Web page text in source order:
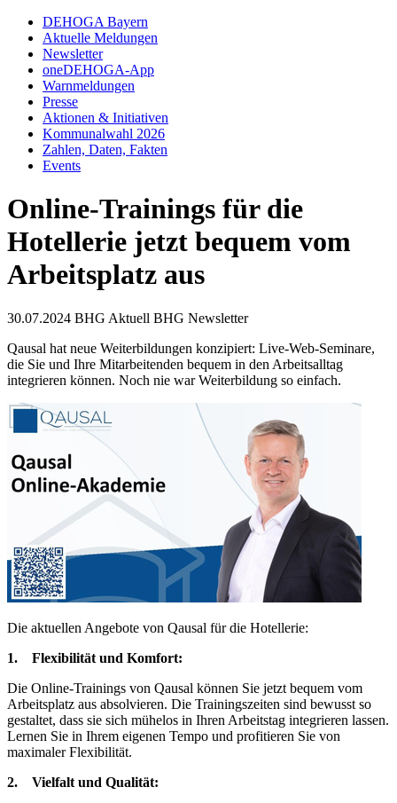
DEHOGA Bayern
Aktuelle Meldungen
Newsletter
oneDEHOGA-App
Warnmeldungen
Presse
Aktionen & Initiativen
Kommunalwahl 2026
Zahlen, Daten, Fakten
Events
Online-Trainings für die
Hotellerie jetzt bequem vom
Arbeitsplatz aus
30.07.2024 BHG Aktuell BHG Newsletter
Qausal hat neue Weiterbildungen konzipiert: Live-Web-Seminare,
die Sie und Ihre Mitarbeitenden bequem in den Arbeitsalltag
integrieren können. Noch nie war Weiterbildung so einfach.
Die aktuellen Angebote von Qausal für die Hotellerie:
1. Flexibilität und Komfort:
Die Online-Trainings von Qausal können Sie jetzt bequem vom
Arbeitsplatz aus absolvieren. Die Trainingszeiten sind bewusst so
gestaltet, dass sie sich mühelos in Ihren Arbeitstag integrieren lassen.
Lernen Sie in Ihrem eigenen Tempo und profitieren Sie von
maximaler Flexibilität.
2. Vielfalt und Qualität: